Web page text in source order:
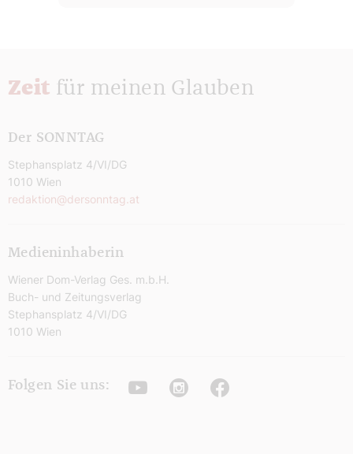
Zeit für meinen Glauben
Der SONNTAG
Stephansplatz 4/VI/DG
1010 Wien
redaktion@dersonntag.at
Medieninhaberin
Wiener Dom-Verlag Ges. m.b.H.
Buch- und Zeitungsverlag
Stephansplatz 4/VI/DG
1010 Wien
Folgen Sie uns: YoutubeInstagramFacebook